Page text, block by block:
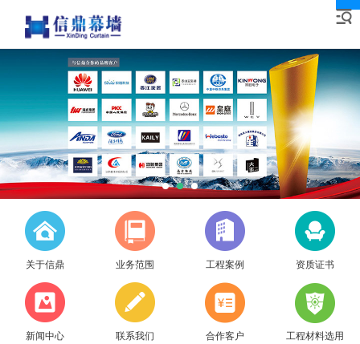
关于信鼎 业务范围 工程案例 资质证书
新闻中心 联系我们 合作客户 工程材料选用